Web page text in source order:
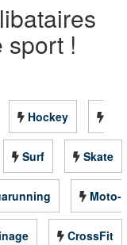
sport !
Hockey
Surf Skate
Moto-
CrossFit